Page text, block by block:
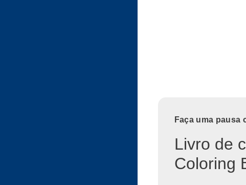
Faça uma pausa
Livro de
Coloring